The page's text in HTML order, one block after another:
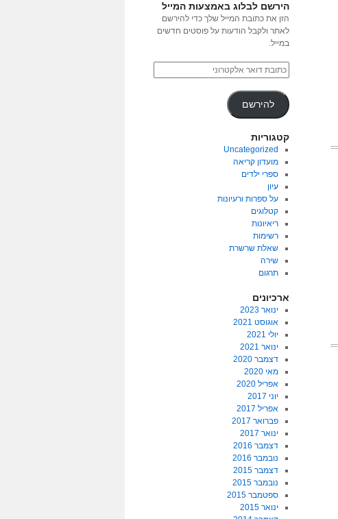
הירשם לבלוג באמצעות המייל
הזן את כתובת המייל שלך כדי להירשם
לאתר ולקבל הודעות על פוסטים חדשים
במייל.
להירשם
קטגוריות
Uncategorized
מועדון קריאה
ספרי ילדים
עיון
על ספרות ורעיונות
קטלוגים
ריאיונות
רשימות
שאלת שרשרת
שירה
תרגום
ארכיונים
ינואר 2023
אוגוסט 2021
יולי 2021
ינואר 2021
דצמבר 2020
מאי 2020
אפריל 2020
יוני 2017
אפריל 2017
פברואר 2017
ינואר 2017
דצמבר 2016
נובמבר 2016
דצמבר 2015
נובמבר 2015
ספטמבר 2015
ינואר 2015